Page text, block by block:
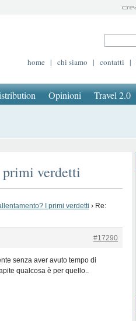
home | chi siamo | contatti |
Opinioni Travel 2.0
primi verdetti
I primi verdetti › Re:
#17290
senza aver avuto tempo di
qualcosa è per quello..